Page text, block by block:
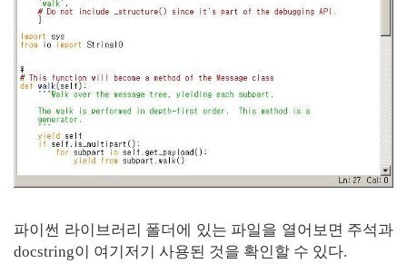
파이썬 라이브러리 폴더에 있는 파일을 열어보면 주석과
docstring이 여기저기 사용된 것을 확인할 수 있다.